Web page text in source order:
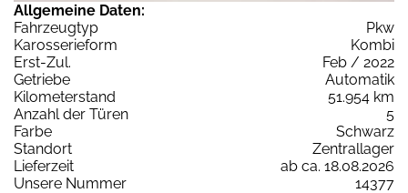
Allgemeine Daten:
Fahrzeugtyp
Pkw
Karosserieform
Kombi
Erst-Zul.
Feb / 2022
Getriebe
Automatik
Kilometerstand
51.954 km
Anzahl der Türen
5
Farbe
Schwarz
Standort
Zentrallager
Lieferzeit
ab ca. 18.08.2026
Unsere Nummer
14377